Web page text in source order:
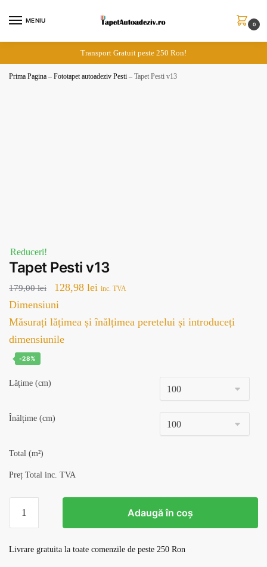
MENIU
0
Transport Gratuit peste 250 Ron!
Prima Pagina – Fototapet autoadeziv Pesti – Tapet Pesti v13
Reduceri!
Tapet Pesti v13
179,00lei
Prețul
inițial
a
fost:
128,98 lei Prețul
este:
inc. TVA
Dimensiuni
Măsurați lățimea și înălțimea peretelui și introduceți
dimensiunile
-28%
Lățime (cm)
Înălțime (cm)
Total (m²)
Preț Total inc. TVA
Tapet
v13
Adaugă în coș
Livrare gratuita la toate comenzile de peste 250 Ron